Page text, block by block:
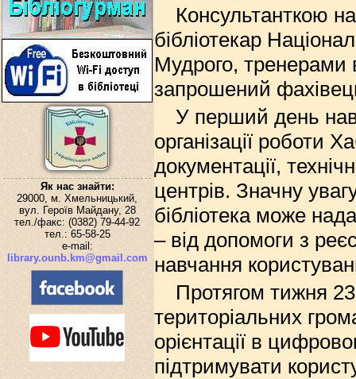
Як нас знайти:
29000, м. Хмельницький,
вул. Героїв Майдану, 28
тел./факс: (0382) 79-44-92
тел.: 65-58-25
e-mail:
library.ounb.km@gmail.com
Консультанткою
бібліотекар
Мудрого, тренерами
запрошений
У перший день
організації роботи
документації,
центрів. Значну
бібліотека може
– від допомоги з
навчання
Протягом тижня 23
територіальних
орієнтації в
підтримувати